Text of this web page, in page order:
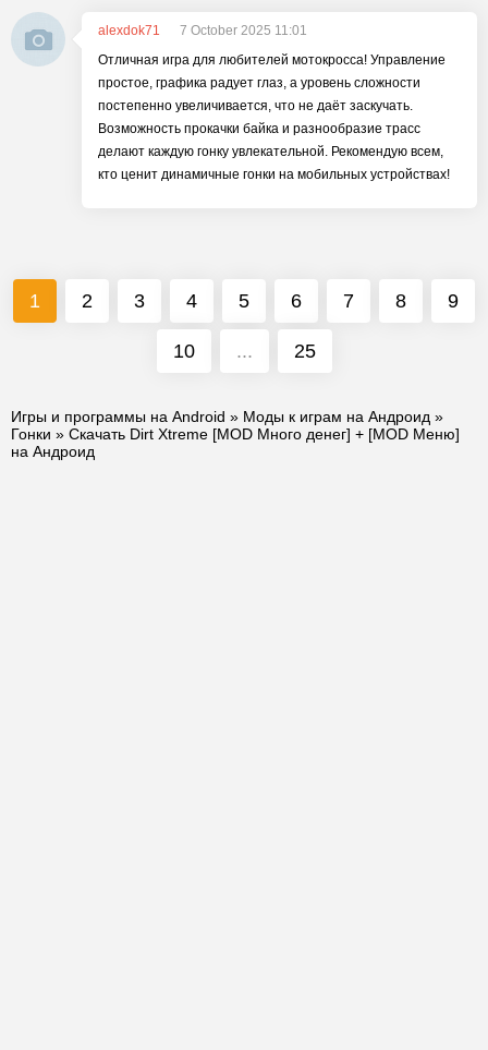
alexdok71
7 October 2025 11:01
Отличная игра для любителей мотокросса! Управление
простое, графика радует глаз, а уровень сложности
постепенно увеличивается, что не даёт заскучать.
Возможность прокачки байка и разнообразие трасс
делают каждую гонку увлекательной. Рекомендую всем,
кто ценит динамичные гонки на мобильных устройствах!
1 2 3 4 5 6 7 8 9
10 ... 25
Игры и программы на Android » Моды к играм на Андроид »
Гонки » Скачать Dirt Xtreme [MOD Много денег] + [MOD Меню]
на Андроид